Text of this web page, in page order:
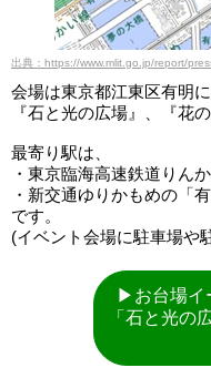
出典：https://www.mlit.go.jp/report/
会場は東京都江東区有明
『石と光の広場』、『花
最寄り駅は、
・東京臨海高速鉄道りん
・新交通ゆりかもめの「
です。
(イベント会場に駐車場や
▶お台場イ
「石と光の